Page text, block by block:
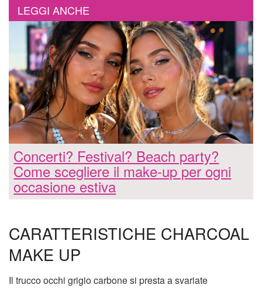
LEGGI ANCHE
Concerti? Festival? Beach party?
Come scegliere il make-up per ogni
occasione estiva
CARATTERISTICHE CHARCOAL
MAKE UP
Il trucco occhi grigio carbone si presta a svariate